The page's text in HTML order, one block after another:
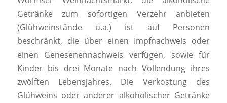
Getränke zum sofortigen Verzehr anbieten
(Glühweinstände u.a.) ist auf Personen
beschränkt, die über einen Impfnachweis oder
einen Genesenennachweis verfügen, sowie für
Kinder bis drei Monate nach Vollendung ihres
zwölften Lebensjahres. Die Verkostung des
Glühweins oder anderer alkoholischer Getränke